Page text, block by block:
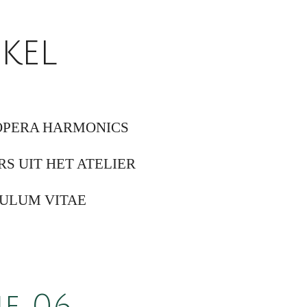
HARMONICS
UIT HET ATELIER
VITAE